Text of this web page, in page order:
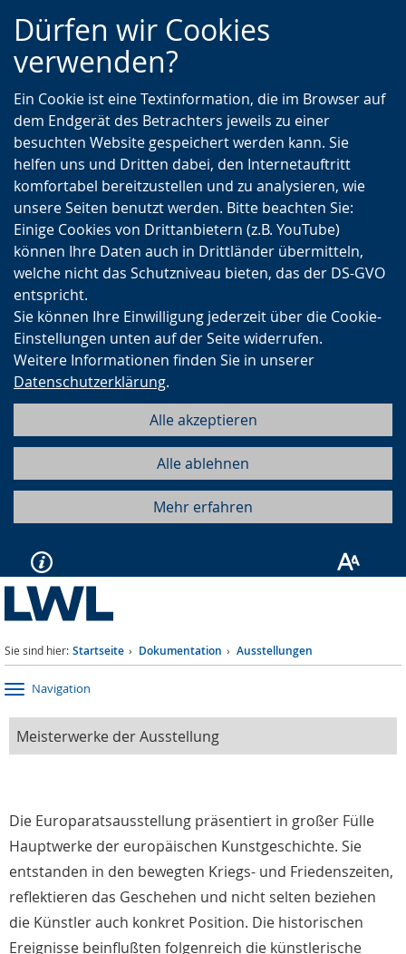
Zur
Hauptnavigation
Zur
Seitennavigation
Zum
Inhalt
Dürfen wir Cookies
verwenden?
Ein Cookie ist eine Textinformation, die im Browser auf
dem Endgerät des Betrachters jeweils zu einer
besuchten Website gespeichert werden kann. Sie
helfen uns und Dritten dabei, den Internetauftritt
komfortabel bereitzustellen und zu analysieren, wie
unsere Seiten benutzt werden. Bitte beachten Sie:
Einige Cookies von Drittanbietern (z.B. YouTube)
können Ihre Daten auch in Drittländer übermitteln,
welche nicht das Schutzniveau bieten, das der DS-GVO
entspricht.
Sie können Ihre Einwilligung jederzeit über die Cookie-
Einstellungen unten auf der Seite widerrufen.
Weitere Informationen finden Sie in unserer
Datenschutzerklärung.
Alle akzeptieren
Alle ablehnen
Mehr erfahren
Sie sind hier: Startseite Dokumentation Ausstellungen
Navigation
Meisterwerke der Ausstellung
Die Europaratsausstellung präsentiert in großer Fülle
Hauptwerke der europäischen Kunstgeschichte. Sie
entstanden in den bewegten Kriegs- und Friedenszeiten,
reflektieren das Geschehen und nicht selten beziehen
die Künstler auch konkret Position. Die historischen
Ereignisse beinflußten folgenreich die künstlerische